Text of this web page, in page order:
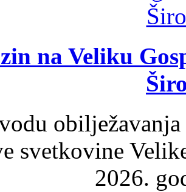
na Veliku
svetkovine
2026.